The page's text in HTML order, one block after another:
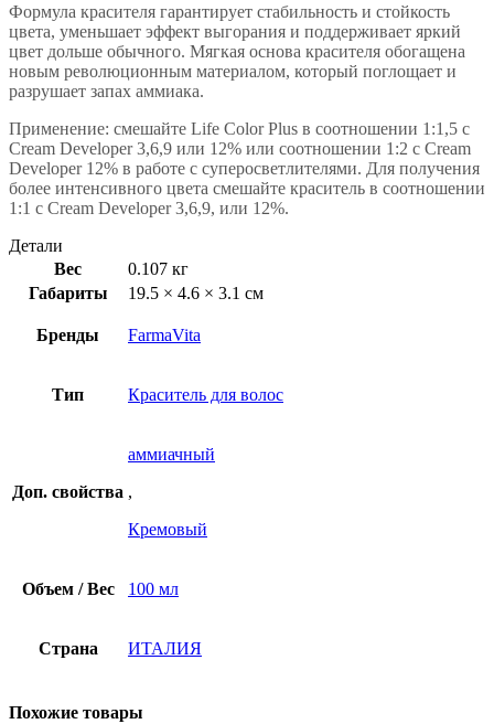
Формула красителя гарантирует стабильность и стойкость
цвета, уменьшает эффект выгорания и поддерживает яркий
цвет дольше обычного. Мягкая основа красителя обогащена
новым революционным материалом, который поглощает и
разрушает запах аммиака.
Применение: смешайте Life Color Plus в соотношении 1:1,5 с
Cream Developer 3,6,9 или 12% или соотношении 1:2 с Cream
Developer 12% в работе с суперосветлителями. Для получения
более интенсивного цвета смешайте краситель в соотношении
1:1 с Cream Developer 3,6,9, или 12%.
Детали
Вес
0.107 кг
Габариты
19.5 × 4.6 × 3.1 см
Бренды FarmaVita
Тип Краситель для волос
Доп. свойства
аммиачный
,
Кремовый
Объем / Вес 100 мл
Страна ИТАЛИЯ
Похожие товары